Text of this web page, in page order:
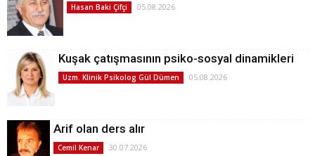
Hasan Baki Çifçi 05.08.2026
Kuşak çatışmasının psiko-sosyal dinamikleri
Uzm. Klinik Psikolog Gül Dümen 05.08.2026
Arif olan ders alır
Cemil Kenar 30.07.2026